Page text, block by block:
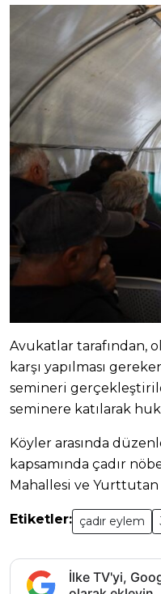
Avukatlar tarafından,
karşı yapılması
semineri
seminere katılarak
Köyler arasında
kapsamında çadır
Mahallesi ve Yurttutan
Etiketler: çadır eylem
İlke TV'yi,